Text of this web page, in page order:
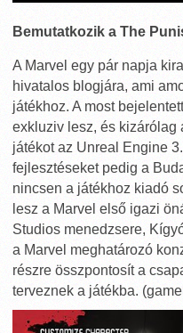
Bemutatkozik a The
A Marvel egy pár napja
hivatalos blogjára, ami
játékhoz. A most
exkluziv lesz, és kizárólag
játékot az Unreal Engine
fejlesztéseket pedig a
nincsen a játékhoz kiadó
lesz a Marvel első igazi
Studios menedzsere,
a Marvel meghatározó
részre összpontosít a
terveznek a játékba.